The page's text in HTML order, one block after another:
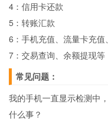
4：信用卡还款
5：转账汇款
6：手机充值、流量卡充值
7：交易查询、余额提现等
常见问题：
我的手机一直显示检测中
什么事？